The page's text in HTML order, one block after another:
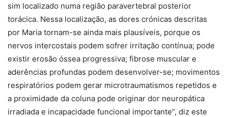
sim localizado numa região paravertebral posterior
torácica. Nessa localização, as dores crónicas descritas
por Maria tornam-se ainda mais plausíveis, porque os
nervos intercostais podem sofrer irritação contínua; pode
existir erosão óssea progressiva; fibrose muscular e
aderências profundas podem desenvolver-se; movimentos
respiratórios podem gerar microtraumatismos repetidos e
a proximidade da coluna pode originar dor neuropática
irradiada e incapacidade funcional importante”, diz este